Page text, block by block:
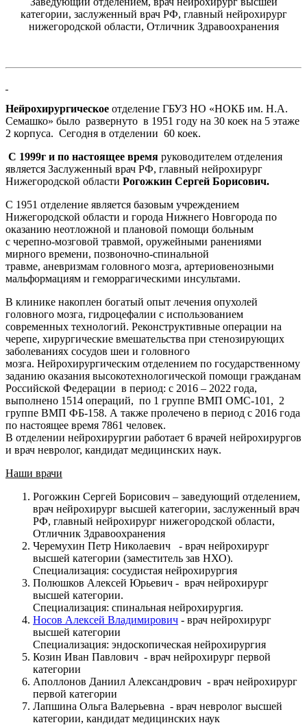
категории, заслуженный врач РФ, главный нейрохирург
нижегородской области, Отличник Здравоохранения
Нейрохирургическое отделение ГБУЗ НО «НОКБ им. Н.А.
Семашко» было развернуто в 1951 году на 30 коек на 5 этаже
2 корпуса. Сегодня в отделении 60 коек.
С 1999г и по настоящее время руководителем отделения
является Заслуженный врач РФ, главный нейрохирург
Нижегородской области Рогожкин Сергей Борисович.
С 1951 отделение является базовым учреждением
Нижегородской области и города Нижнего Новгорода по
оказанию неотложной и плановой помощи больным
с черепно-мозговой травмой, оружейными ранениями
мирного времени, позвоночно-спинальной
травме, аневризмам головного мозга, артериовенозными
мальформациям и геморрагическими инсультами.
В клинике накоплен богатый опыт лечения опухолей
головного мозга, гидроцефалии с использованием
современных технологий. Реконструктивные операции на
черепе, хирургические вмешательства при стенозирующих
заболеваниях сосудов шеи и головного
мозга. Нейрохирургическим отделением по государственному
заданию оказания высокотехнологической помощи гражданам
Российской Федерации в период: с 2016 – 2022 года,
выполнено 1514 операций, по 1 группе ВМП ОМС-101, 2
группе ВМП ФБ-158. А также пролечено в период с 2016 года
по настоящее время 7861 человек.
В отделении нейрохирургии работает 6 врачей нейрохирургов
и врач невролог, кандидат медицинских наук.
Наши врачи
Рогожкин Сергей Борисович – заведующий отделением,
врач нейрохирург высшей категории, заслуженный врач
РФ, главный нейрохирург нижегородской области,
Отличник Здравоохранения
Черемухин Петр Николаевич - врач нейрохирург
высшей категории (заместитель зав НХО).
Специализация: сосудистая нейрохирургия
Полюшков Алексей Юрьевич - врач нейрохирург
высшей категории.
Специализация: спинальная нейрохирургия.
Носов Алексей Владимирович - врач нейрохирург
высшей категории
Специализация: эндоскопическая нейрохирургия
Козин Иван Павлович - врач нейрохирург первой
категории
Аполлонов Даниил Александрович - врач нейрохирург
первой категории
Лапшина Ольга Валерьевна - врач невролог высшей
категории, кандидат медицинских наук